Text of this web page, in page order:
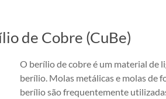
de Cobre (CuBe)
O berílio de cobre é um material de
berílio. Molas metálicas e molas de
berílio são frequentemente